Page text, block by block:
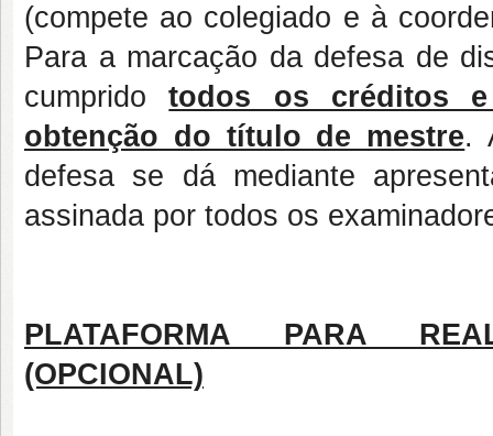
(compete ao colegiado e à
Para a marcação da defesa de
cumpridotodos os créditos e
obtenção do título de mestre.
defesa se dá mediante
assinada por todos os
PLATAFORMA PARA
(OPCIONAL)